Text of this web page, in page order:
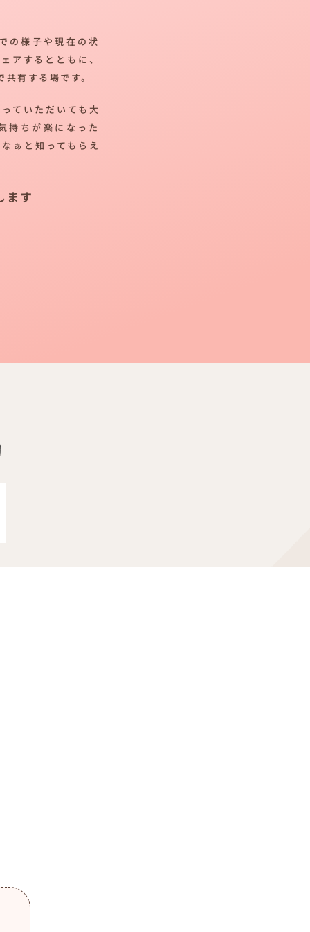
の様子や現在の状
アするとともに、
有する場です。
ていただいても大
持ちが楽になった
ぁと知ってもらえ
ます